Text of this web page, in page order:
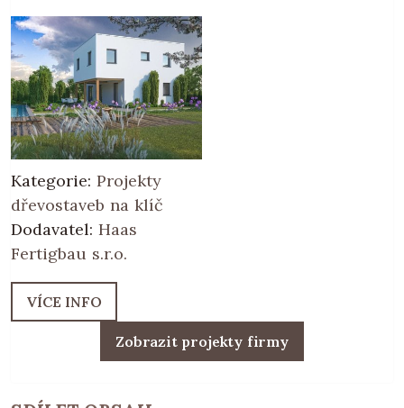
Kategorie: Projekty
dřevostaveb na klíč
Dodavatel: Haas
Fertigbau s.r.o.
VÍCE INFO
Zobrazit projekty firmy